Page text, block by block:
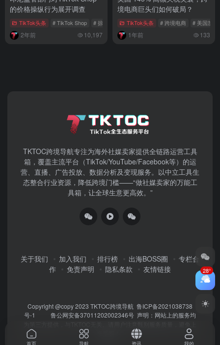
的价格操纵行为展开调查
TikTok头条 # TikTok Shop # 掠夺性定价 # 电商平台价格规范
2年前 10,197
境电商巨头们如何破局？
TikTok头条 # 跨境电商 # 美国加征
1年前 133
TKTOC跨境导航​专注为海外社媒卖家提供全链路运营工具
箱，覆盖主流平台（TikTok/YouTube/Facebook等）​的运
营、直播、广告投放、数据分析及变现服务。以中立工具生
态整合行业资源，降低跨境门槛——“做社媒卖家的万能工
具箱，让全球生意更高效。”
关于我们 加入我们 排行榜 出海BOSS圈
专栏合
作
免责声明 隐私条款 友情链接
Copyright @copy 2023 TKTOC跨境导航 鲁ICP备2021038738
号-1
鲁公网安备37011202002346号 声明：网站上的服务均
28°
首页 导航 资讯 我的